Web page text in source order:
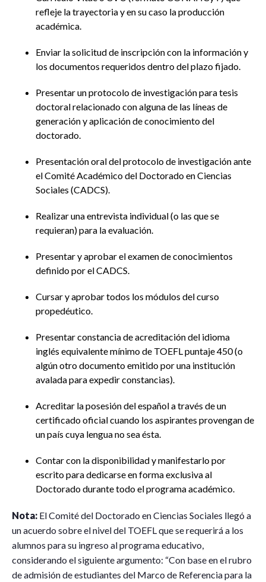
refleje la trayectoria y en su caso la producción
académica.
Enviar la solicitud de inscripción con la información y
los documentos requeridos dentro del plazo fijado.
Presentar un protocolo de investigación para tesis
doctoral relacionado con alguna de las líneas de
generación y aplicación de conocimiento del
doctorado.
Presentación oral del protocolo de investigación ante
el Comité Académico del Doctorado en Ciencias
Sociales (CADCS).
Realizar una entrevista individual (o las que se
requieran) para la evaluación.
Presentar y aprobar el examen de conocimientos
definido por el CADCS.
Cursar y aprobar todos los módulos del curso
propedéutico.
Presentar constancia de acreditación del idioma
inglés equivalente mínimo de TOEFL puntaje 450 (o
algún otro documento emitido por una institución
avalada para expedir constancias).
Acreditar la posesión del español a través de un
certificado oficial cuando los aspirantes provengan de
un país cuya lengua no sea ésta.
Contar con la disponibilidad y manifestarlo por
escrito para dedicarse en forma exclusiva al
Doctorado durante todo el programa académico.
Nota: El Comité del Doctorado en Ciencias Sociales llegó a
un acuerdo sobre el nivel del TOEFL que se requerirá a los
alumnos para su ingreso al programa educativo,
considerando el siguiente argumento: “Con base en el rubro
de admisión de estudiantes del Marco de Referencia para la